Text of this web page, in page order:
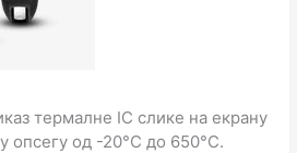
термалне IC слике на екрану
опсегу од -20°C до 650°C.